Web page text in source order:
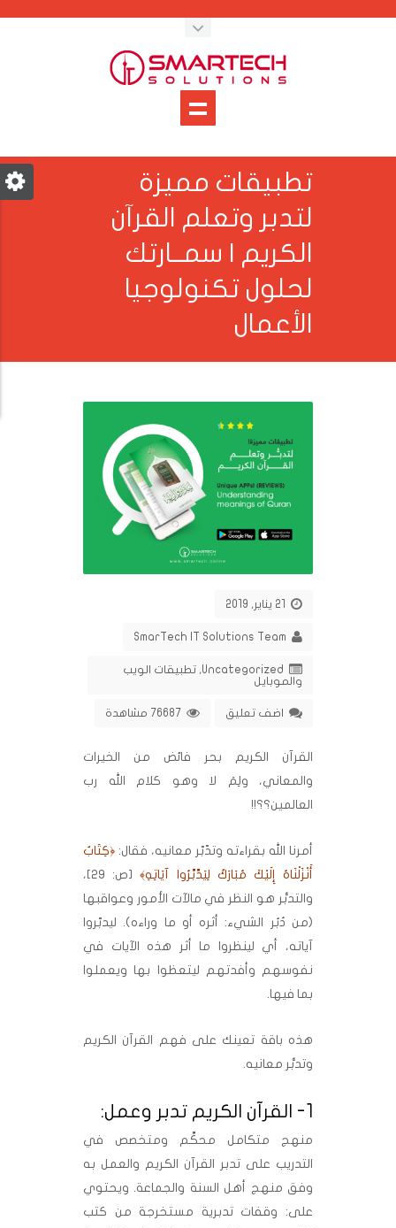
تطبيقات مميزة
لتدبر وتعلم القرآن
الكريم | سمــارتك
لحلول تكنولوجيا
الأعمال
SmarTech IT Solutions Team
Uncategorized
, تطبيقات الويب
والموبايل
اضف تعليق
القرآن الكريم بحر فائض من الخيرات
والمعاني، ولِمَ لا وهو كلام الله رب
العالمين؟؟!!
أمرنا الله بقراءته وتدّبّر معانيه، فقال: ﴿كِتَابٌ
أَنْزَلْنَاهُ إِلَيْكَ مُبَارَكٌ لِيَدَّبَّرُوا آيَاتِهِ﴾
[ص: 29]،
والتدبُّر هو النظر في مالآت الأمور وعواقبها
(من دُبُر الشيء: أثره أو ما وراءه). ليدبّروا
آياته، أي لينظروا ما أثر هذه الآيات في
نفوسهم وأفدتهم ليتعظوا بها ويعملوا
بما فيها.
هذه باقة تعينك على فهم القرآن الكريم
وتدبُّر معانيه.
1- القرآن الكريم تدبر وعمل:
منهج متكامل محكَّم ومتخصص في
التدريب على تدبر القرآن الكريم والعمل به
وفق منهج أهل السنة والجماعة. ويحتوي
على: وقفات تدبرية مستخرجة من كتب